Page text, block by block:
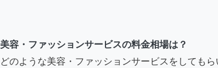
美容・ファッションサービスの料金相場は？
どのような美容・ファッションサービスをしても